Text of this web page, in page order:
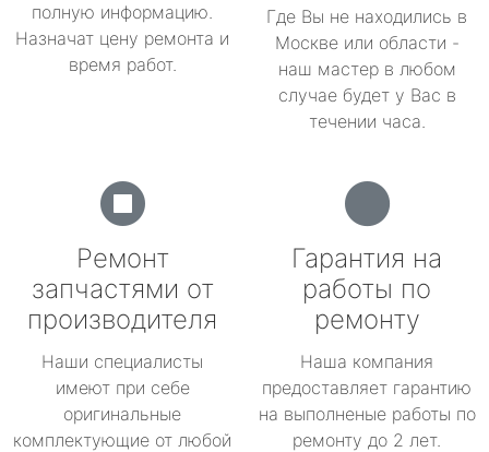
полную информацию.
Назначат цену ремонта и
время работ.
Где Вы не находились в
Москве или области -
наш мастер в любом
случае будет у Вас в
течении часа.
Ремонт
запчастями от
производителя
Наши специалисты
имеют при себе
оригинальные
комплектующие от любой
Гарантия на
работы по
ремонту
Наша компания
предоставляет гарантию
на выполненые работы по
ремонту до 2 лет.